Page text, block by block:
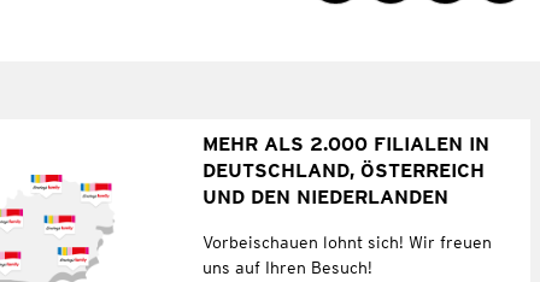
MEHR ALS 2.000 FILIALEN IN
DEUTSCHLAND, ÖSTERREICH
UND DEN NIEDERLANDEN
Vorbeischauen lohnt sich! Wir freuen
uns auf Ihren Besuch!